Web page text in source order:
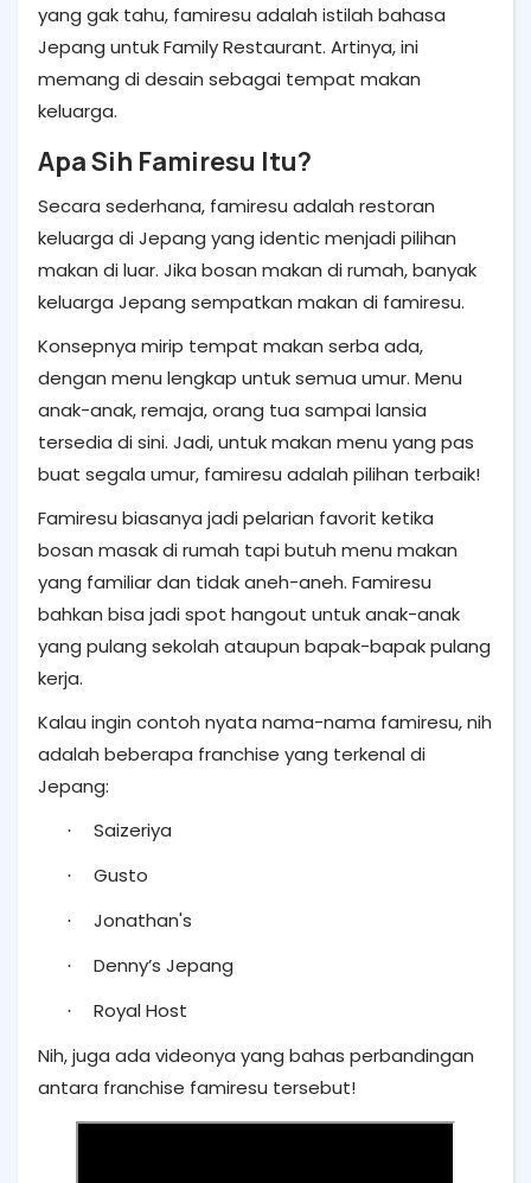
yang gak tahu, famiresu adalah istilah bahasa
Jepang untuk Family Restaurant. Artinya, ini
memang di desain sebagai tempat makan
keluarga.
Apa Sih Famiresu Itu?
Secara sederhana, famiresu adalah restoran
keluarga di Jepang yang identic menjadi pilihan
makan di luar. Jika bosan makan di rumah, banyak
keluarga Jepang sempatkan makan di famiresu.
Konsepnya mirip tempat makan serba ada,
dengan menu lengkap untuk semua umur. Menu
anak-anak, remaja, orang tua sampai lansia
tersedia di sini. Jadi, untuk makan menu yang pas
buat segala umur, famiresu adalah pilihan terbaik!
Famiresu biasanya jadi pelarian favorit ketika
bosan masak di rumah tapi butuh menu makan
yang familiar dan tidak aneh-aneh. Famiresu
bahkan bisa jadi spot hangout untuk anak-anak
yang pulang sekolah ataupun bapak-bapak pulang
kerja.
Kalau ingin contoh nyata nama-nama famiresu, nih
adalah beberapa franchise yang terkenal di
Jepang:
· Saizeriya
· Gusto
· Jonathan's
· Denny’s Jepang
·
Royal Host
Nih, juga ada videonya yang bahas perbandingan
antara franchise famiresu tersebut!